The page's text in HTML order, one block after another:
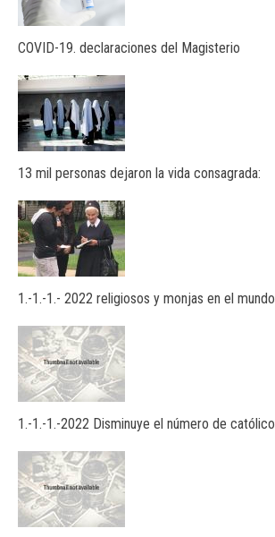
COVID-19. declaraciones del Magisterio
13 mil personas dejaron la vida consagrada:
1.-1.-1.- 2022 religiosos y monjas en el mundo
1.-1.-1.-2022 Disminuye el número de